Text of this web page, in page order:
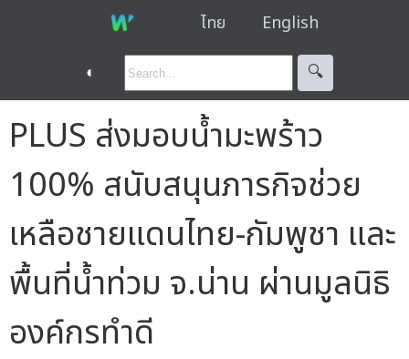
ไทย English
◐ 🔍︎
PLUS ส่งมอบน้ำมะพร้าว
100% สนับสนุนภารกิจช่วย
เหลือชายแดนไทย-กัมพูชา และ
พื้นที่น้ำท่วม จ.น่าน ผ่านมูลนิธิ
องค์กรทำดี